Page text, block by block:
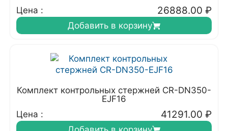
Цена : 26888.00 ₽
Добавить в корзину
Комплект контрольных стержней CR-DN350-
EJF16
Цена :
41291.00 ₽